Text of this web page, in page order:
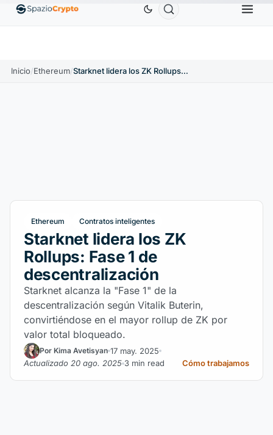
EthereumETH1880,58 US$ TetherUSDT ↑0.00%
Inicio/Ethereum/ Starknet lidera los ZK Rollups: Fase 1 de descentralización
Ethereum Contratos inteligentes
Starknet lidera los ZK
Rollups: Fase 1 de
descentralización
Starknet alcanza la "Fase 1" de la
descentralización según Vitalik Buterin,
convirtiéndose en el mayor rollup de ZK por
valor total bloqueado.
Por Kima Avetisyan 17 may. 2025
Actualizado 20 ago. 2025 3 min read Cómo trabajamos